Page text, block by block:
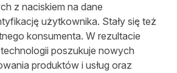
z naciskiem na dane
użytkownika. Stały się też
konsumenta. W rezultacie
poszukuje nowych
produktów i usług oraz